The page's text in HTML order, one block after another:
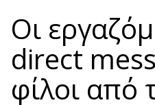
Οι
direct
φίλοι από